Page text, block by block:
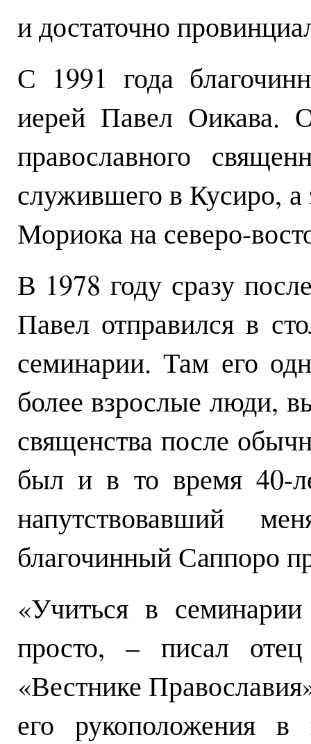
и достаточно
С 1991 года
иерей Павел Оикава.
православного
служившего в Кусиро, а
Мориока на северо-
В 1978 году сразу
Павел отправился в
семинарии. Там его
более взрослые люди,
священства после
был и в то время 40-
напутствовавший
благочинный Саппоро
«Учиться в
просто, – писал
«Вестнике
его рукоположения